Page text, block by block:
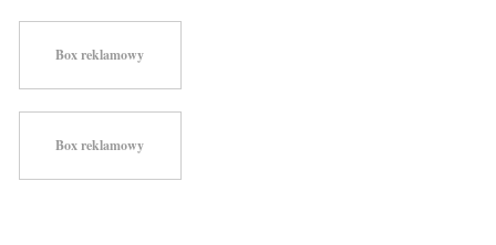
Box reklamowy
Box reklamowy